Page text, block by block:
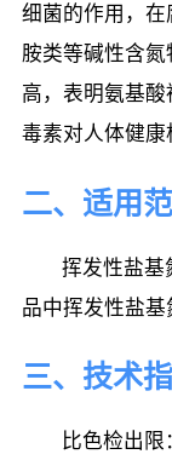
细菌的作用，
胺类等碱性含
高，表明氨基
毒素对人体健康
二、适用
挥发性盐基
品中挥发性盐基
三、技术
比色检出限